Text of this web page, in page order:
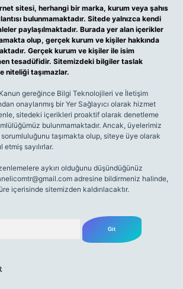
sitesi, herhangi bir marka, kurum veya şahıs
bulunmamaktadır. Sitede yalnızca kendi
paylaşılmaktadır. Burada yer alan içerikler
olup, gerçek kurum ve kişiler hakkında
Gerçek kurum ve kişiler ile isim
tesadüfidir. Sitemizdeki bilgiler taslak
niteliği taşımazlar.
Kanun gereğince Bilgi Teknolojileri ve İletişim
onaylanmış bir Yer Sağlayıcı olarak hizmet
sitedeki içerikleri proaktif olarak denetleme
bulunmamaktadır. Ancak, üyelerimiz
taşımakta olup, siteye üye olarak
sayılırlar.
aykırı olduğunu düşündüğünüz
adresine bildirmeniz halinde,
içerisinde sitemizden kaldırılacaktır.